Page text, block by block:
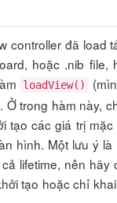
controller đã load
hoặc .nib file,
loadView()
Ở trong hàm này,
tạo các giá trị mặc
hình. Một lưu ý là
lifetime, nên hãy
tạo hoặc chỉ